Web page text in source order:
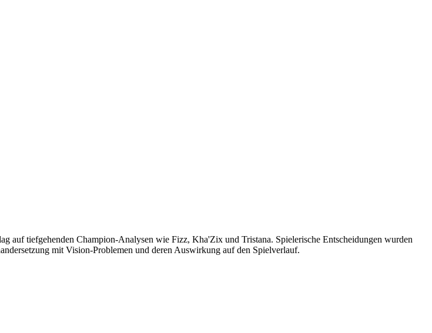
auf tiefgehenden Champion-Analysen wie Fizz, Kha'Zix und Tristana. Spielerische Entscheidungen wurden
mit Vision-Problemen und deren Auswirkung auf den Spielverlauf.